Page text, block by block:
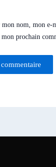
mon nom, mon e-
prochain